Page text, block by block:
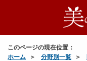
このページの現在位置：
ホーム
分野別一覧